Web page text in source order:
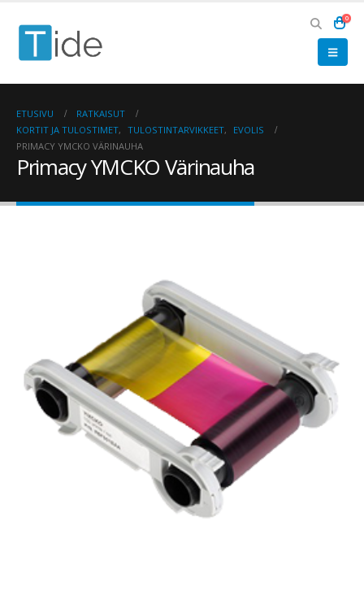
0
ETUSIVU
RATKAISUT
KORTIT JA TULOSTIMET, TULOSTINTARVIKKEET,
EVOLIS
PRIMACY YMCKO VÄRINAUHA
Primacy YMCKO Värinauha